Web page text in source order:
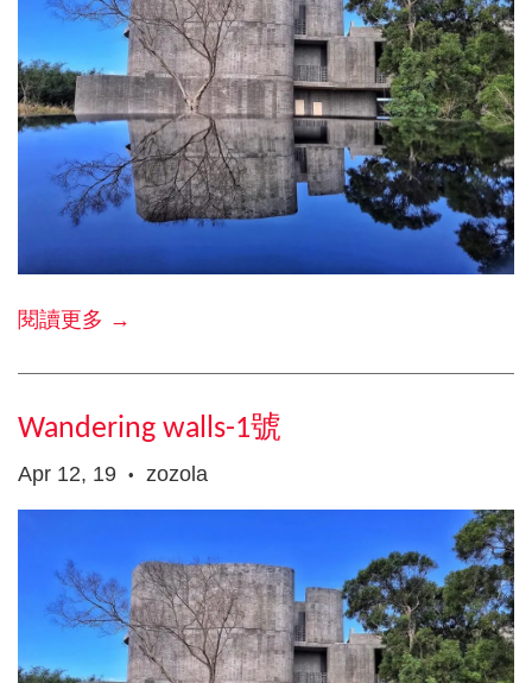
閱讀更多 →
Wandering walls-1號
Apr 12, 19 • zozola